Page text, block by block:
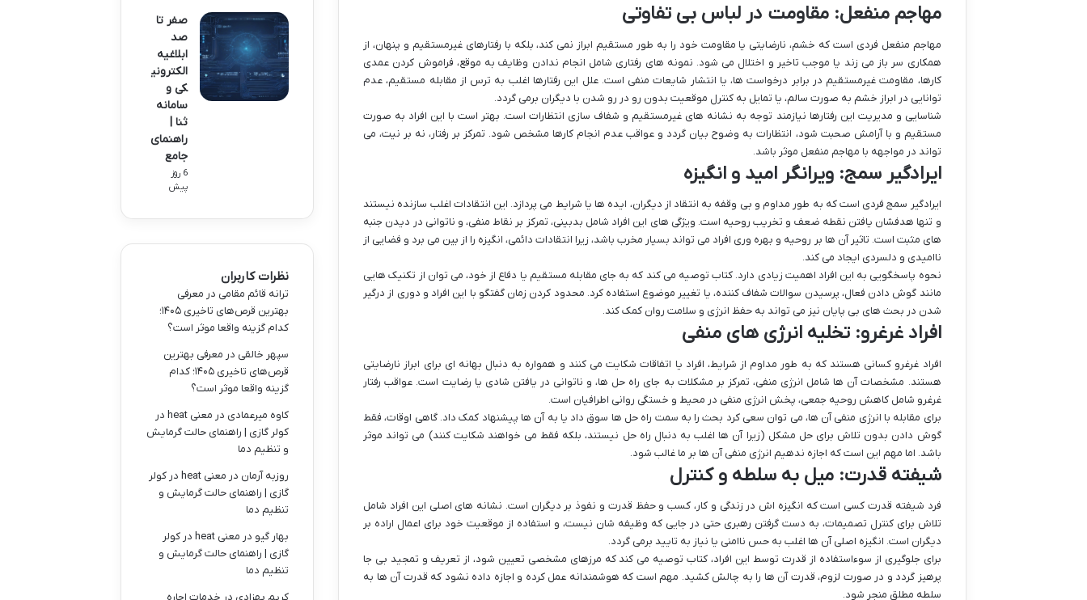
مهاجم منفعل: مقاومت در لباس بی تفاوتی
مهاجم منفعل فردی است که خشم، نارضایتی یا مقاومت خود را به طور مستقیم ابراز نمی کند، بلکه با رفتارهای غیرمستقیم و پنهان، از
همکاری سر باز می زند یا موجب تاخیر و اختلال می شود. نمونه های رفتاری شامل انجام ندادن وظایف به موقع، فراموش کردن عمدی
کارها، مقاومت غیرمستقیم در برابر درخواست ها، یا انتشار شایعات منفی است. علل این رفتارها اغلب به ترس از مقابله مستقیم، عدم
توانایی در ابراز خشم به صورت سالم، یا تمایل به کنترل موقعیت بدون رو در رو شدن با دیگران برمی گردد.
شناسایی و مدیریت این رفتارها نیازمند توجه به نشانه های غیرمستقیم و شفاف سازی انتظارات است. بهتر است با این افراد به صورت
مستقیم و با آرامش صحبت شود، انتظارات به وضوح بیان گردد و عواقب عدم انجام کارها مشخص شود. تمرکز بر رفتار، نه بر نیت، می
تواند در مواجهه با مهاجم منفعل موثر باشد.
ایرادگیر سمج: ویرانگر امید و انگیزه
ایرادگیر سمج فردی است که به طور مداوم و بی وقفه به انتقاد از دیگران، ایده ها یا شرایط می پردازد. این انتقادات اغلب سازنده نیستند
و تنها هدفشان یافتن نقطه ضعف و تخریب روحیه است. ویژگی های این افراد شامل بدبینی، تمرکز بر نقاط منفی، و ناتوانی در دیدن جنبه
های مثبت است. تاثیر آن ها بر روحیه و بهره وری افراد می تواند بسیار مخرب باشد، زیرا انتقادات دائمی، انگیزه را از بین می برد و فضایی از
ناامیدی و دلسردی ایجاد می کند.
نحوه پاسخگویی به این افراد اهمیت زیادی دارد. کتاب توصیه می کند که به جای مقابله مستقیم یا دفاع از خود، می توان از تکنیک هایی
مانند گوش دادن فعال، پرسیدن سوالات شفاف کننده، یا تغییر موضوع استفاده کرد. محدود کردن زمان گفتگو با این افراد و دوری از درگیر
شدن در بحث های بی پایان نیز می تواند به حفظ انرژی و سلامت روان کمک کند.
افراد غرغرو: تخلیه انرژی های منفی
افراد غرغرو کسانی هستند که به طور مداوم از شرایط، افراد یا اتفاقات شکایت می کنند و همواره به دنبال بهانه ای برای ابراز نارضایتی
هستند. مشخصات آن ها شامل انرژی منفی، تمرکز بر مشکلات به جای راه حل ها، و ناتوانی در یافتن شادی یا رضایت است. عواقب رفتار
غرغرو شامل کاهش روحیه جمعی، پخش انرژی منفی در محیط و خستگی روانی اطرافیان است.
برای مقابله با انرژی منفی آن ها، می توان سعی کرد بحث را به سمت راه حل ها سوق داد یا به آن ها پیشنهاد کمک داد. گاهی اوقات، فقط
گوش دادن بدون تلاش برای حل مشکل (زیرا آن ها اغلب به دنبال راه حل نیستند، بلکه فقط می خواهند شکایت کنند) می تواند موثر
باشد. اما مهم این است که اجازه ندهیم انرژی منفی آن ها بر ما غالب شود.
شیفته قدرت: میل به سلطه و کنترل
فرد شیفته قدرت کسی است که انگیزه اش در زندگی و کار، کسب و حفظ قدرت و نفوذ بر دیگران است. نشانه های اصلی این افراد شامل
تلاش برای کنترل تصمیمات، به دست گرفتن رهبری حتی در جایی که وظیفه شان نیست، و استفاده از موقعیت خود برای اعمال اراده بر
دیگران است. انگیزه اصلی آن ها اغلب به حس ناامنی یا نیاز به تایید برمی گردد.
برای جلوگیری از سوءاستفاده از قدرت توسط این افراد، کتاب توصیه می کند که مرزهای مشخصی تعیین شود، از تعریف و تمجید بی جا
پرهیز گردد و در صورت لزوم، قدرت آن ها را به چالش کشید. مهم است که هوشمندانه عمل کرده و اجازه داده نشود که قدرت آن ها به
سلطه مطلق منجر شود.
صفر تا
صد
ابلاغیه
الکترونی
کی و
سامانه
ثنا |
راهنمای
جامع
6 روز
پیش
نظرات کاربران
ترانه قائم مقامی در معرفی
بهترین قرص‌های تاخیری ۱۴۰۵؛
کدام گزینه واقعا موثر است؟
سپهر خالقی در معرفی بهترین
قرص‌های تاخیری ۱۴۰۵؛ کدام
گزینه واقعا موثر است؟
کاوه میرعمادی در
معنی heat در
کولر گازی | راهنمای حالت گرمایش
و تنظیم دما
روزبه آرمان در
معنی heat در کولر
گازی | راهنمای حالت گرمایش و
تنظیم دما
بهار گیو در
معنی heat در کولر
گازی | راهنمای حالت گرمایش و
تنظیم دما
کریم بهزادی در خدمات اجاره